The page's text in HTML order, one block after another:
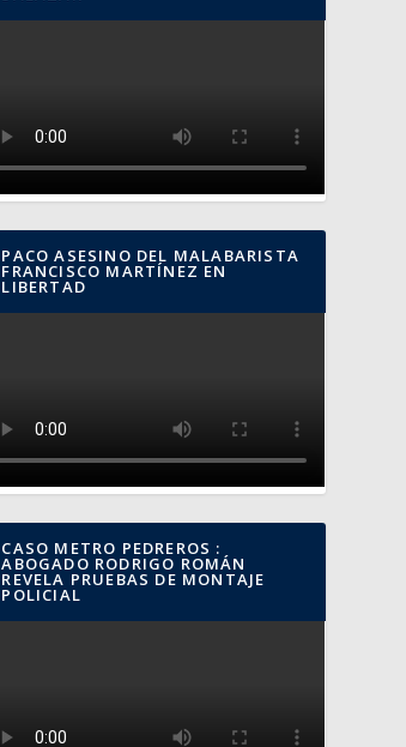
PACO ASESINO DEL MALABARISTA
FRANCISCO MARTÍNEZ EN
LIBERTAD
CASO METRO PEDREROS :
ABOGADO RODRIGO ROMÁN
REVELA PRUEBAS DE MONTAJE
POLICIAL